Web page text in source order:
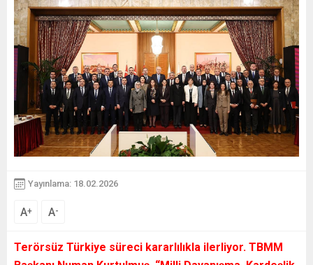
Yayınlama: 18.02.2026
A+ A-
Terörsüz Türkiye süreci kararlılıkla ilerliyor. TBMM